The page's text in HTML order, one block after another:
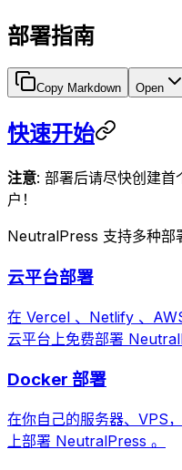
部署指南
Copy Markdown Open
快速开始
注意: 部署后请尽快创建
户！
NeutralPress 支持多种部
云平台部署
在 Vercel 、Netlify 、
云平台上免费部署
Docker 部署
在你自己的服务器、VPS
上部署 NeutralPress 。